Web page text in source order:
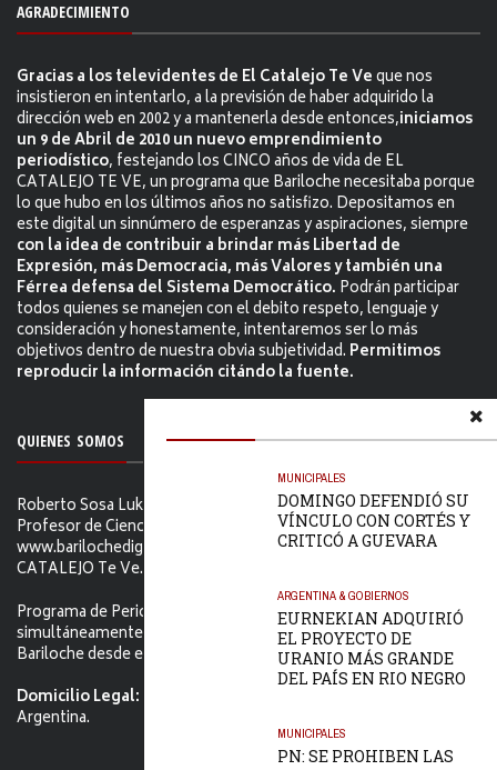
MUNICIPALES
DOMINGO DEFENDIÓ SU
VÍNCULO CON CORTÉS Y
CRITICÓ A GUEVARA
ARGENTINA & GOBIERNOS
EURNEKIAN ADQUIRIÓ
EL PROYECTO DE
URANIO MÁS GRANDE
DEL PAÍS EN RIO NEGRO
MUNICIPALES
PN: SE PROHIBEN LAS
AGRADECIMIENTO
Gracias a los televidentes de El Catalejo Te Veque nos
insistieron en intentarlo, a la previsión de haber adquirido la
dirección web en 2002 y a mantenerla desde entonces,iniciamos
un 9 de Abril de 2010 un nuevo emprendimiento
periodístico, festejando los CINCO años de vida de EL
CATALEJO TE VE, un programa que Bariloche necesitaba porque
lo que hubo en los últimos años no satisfizo. Depositamos en
este digital un sinnúmero de esperanzas y aspiraciones, siempre
con la idea de contribuir a brindar más Libertad de
Expresión, más Democracia, más Valores y también una
Férrea defensa del Sistema Democrático. Podrán participar
todos quienes se manejen con el debito respeto, lenguaje y
consideración y honestamente, intentaremos ser lo más
objetivos dentro de nuestra obvia subjetividad. Permitimos
reproducir la información citándo la fuente.
QUIENES SOMOS
Roberto Sosa Lukam Periodista, Martillero Público Nacional,
Profesor de Ciencias Sociales, Editor de
www.barilochedigital.com y Conductor y Productor de EL
CATALEJO Te Ve.
Programa de Periodismo Político que se difunde
simultáneamente en ambos Video-cables de San Carlos de
Bariloche desde el primer jueves de Febrero de 2006.
Domicilio Legal:
Argentina.